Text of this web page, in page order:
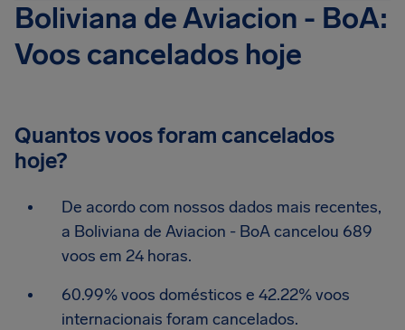
Boliviana de Aviacion - BoA:
Voos cancelados hoje
Quantos voos foram cancelados
hoje?
De acordo com nossos dados mais recentes,
a Boliviana de Aviacion - BoA cancelou 689
voos em 24 horas.
60.99% voos domésticos e 42.22% voos
internacionais foram cancelados.